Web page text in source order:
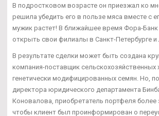
В подростковом возрасте он приезжал ко
решила убедить его в пользе мяса вместе с
мужик растет! В ближайшее время Фора-Банк
открыть свои филиалы в Санкт-Петербурге и
В результате сделки может быть создана
компания-поставщик сельскохозяйственных
генетически модифицированных семян. Но,
директора юридического департамента
Коновалова, приобретатель портфеля более
чтобы клиент был проинформирован о